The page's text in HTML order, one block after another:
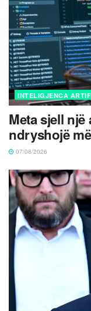
INTELIGJENCA
Meta sjell
ndryshojë
07/08/2026